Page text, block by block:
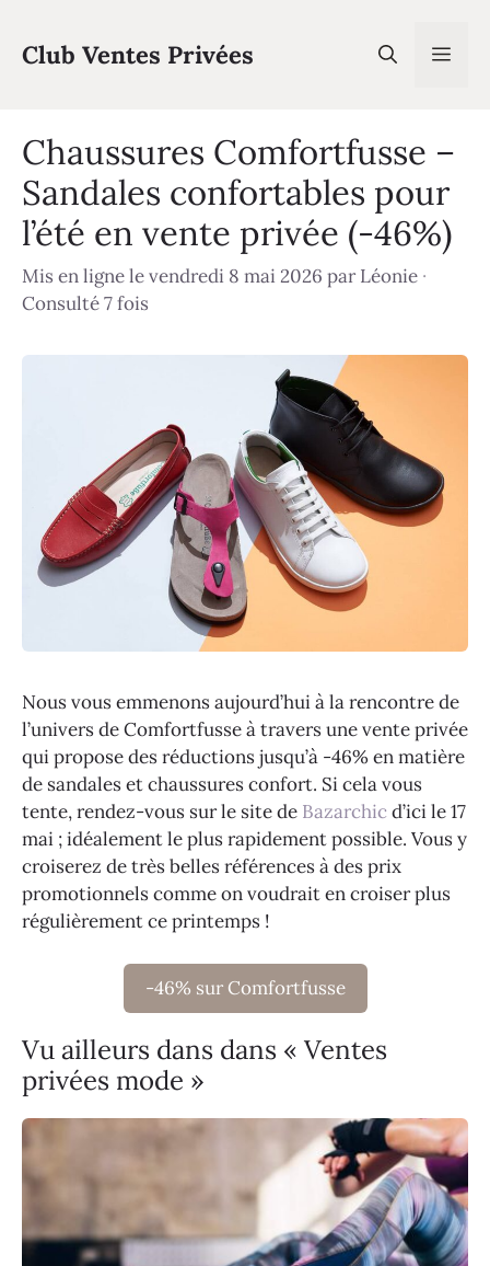
contenu
Club Ventes Privées
Chaussures Comfortfusse –
Sandales confortables pour
l’été en vente privée (-46%)
Mis en ligne le vendredi 8 mai 2026 parLéonie ·
Consulté 7 fois
Nous vous emmenons aujourd’hui à la rencontre de
l’univers de Comfortfusse à travers une vente privée
qui propose des réductions jusqu’à -46% en matière
de sandales et chaussures confort. Si cela vous
tente, rendez-vous sur le site de Bazarchicd’ici le 17
mai ; idéalement le plus rapidement possible. Vous y
croiserez de très belles références à des prix
promotionnels comme on voudrait en croiser plus
régulièrement ce printemps !
-46% sur Comfortfusse
Vu ailleurs dans dans « Ventes
privées mode »